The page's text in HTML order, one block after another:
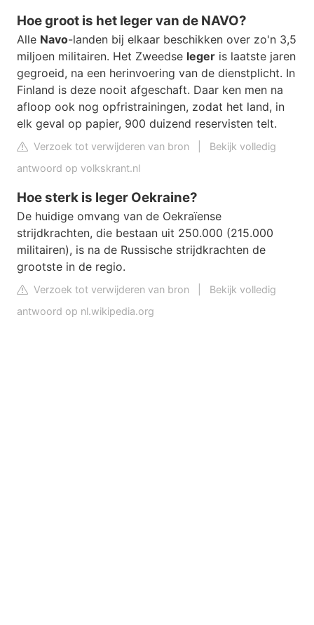
Hoe groot is het leger van de NAVO?
Alle Navo-landen bij elkaar beschikken over zo'n 3,5
miljoen militairen. Het Zweedse leger is laatste jaren
gegroeid, na een herinvoering van de dienstplicht. In
Finland is deze nooit afgeschaft. Daar ken men na
afloop ook nog opfristrainingen, zodat het land, in
elk geval op papier, 900 duizend reservisten telt.
Verzoek tot verwijderen van bron
Bekijk volledig
antwoord op volkskrant.nl
Hoe sterk is leger Oekraine?
De huidige omvang van de Oekraïense
strijdkrachten, die bestaan uit 250.000 (215.000
militairen), is na de Russische strijdkrachten de
grootste in de regio.
Verzoek tot verwijderen van bron
Bekijk volledig
antwoord op nl.wikipedia.org